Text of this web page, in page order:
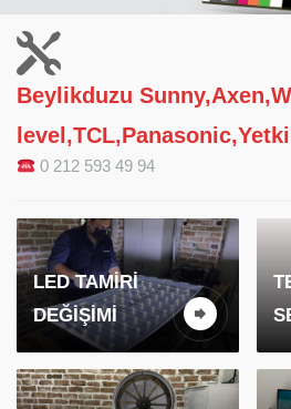
Beylikduzu
0 212 593 49 94
LED TAMIRI
DEĞIŞIMI